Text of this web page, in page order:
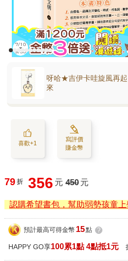
呀哈★吉伊卡哇旋風再
來
喜歡+1
寫評價
賺金幣
79 折 356 元 450 元
認購希望書包，幫助弱勢孩童上
預計最高可得金幣 15點 ?
HAPPY GO享100累1點 4點抵1元